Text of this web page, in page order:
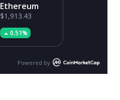
Ethereum
$1,913.43
0.51%
Powered by